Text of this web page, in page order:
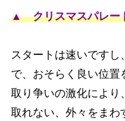
▲ クリスマスパレー
スタートは速いです
で、おそらく良い位置
取り争いの激化により
取れない、外々をまわ